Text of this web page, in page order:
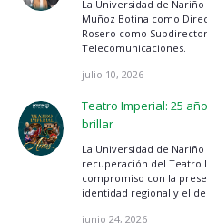
La Universidad de
Muñoz Botina como
Rosero como
Telecomunicaciones.
julio 10, 2026
Teatro Imperial: 25
brillar
La Universidad de
recuperación del Teatro
compromiso con la
identidad regional y el
junio 24, 2026